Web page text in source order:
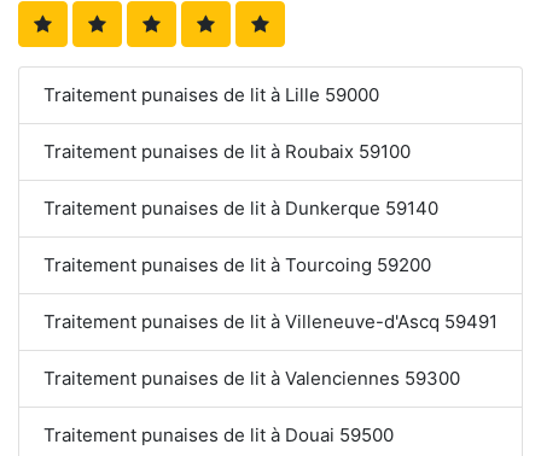
Traitement punaises de lit à Lille 59000
Traitement punaises de lit à Roubaix 59100
Traitement punaises de lit à Dunkerque 59140
Traitement punaises de lit à Tourcoing 59200
Traitement punaises de lit à Villeneuve-d'Ascq 59491
Traitement punaises de lit à Valenciennes 59300
Traitement punaises de lit à Douai 59500